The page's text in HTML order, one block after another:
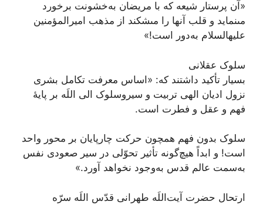
«آن پرستار شیعه که با مریضان به‌خشونت برخورد
مى‏نماید و قلب آنها را مى‏شکند از مذهب امیرالمؤمنین
علیه‏السلام به‌دور است!»
سلوک عقلانی
بسیار تأکید داشتند که: «اساس معرفت تکامل بشری
نزول ادیان الهی تربیت و سیروسلوک الی اللَه بر پایۀ
فهم و عقل و فطرت است.
سلوک بدون فهم همچون حرکت چارپایان بر محور واحد
است! و ابداً هیچ‌گونه تأثیر تحوّلی در سیر صعودی نفس
به‌سمت عالم قدس به‌وجود نخواهد آورد.»
ارتحال حضرت آیت‌اللَه طهرانی قدّس اللَه سرّه